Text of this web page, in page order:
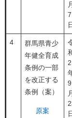
7
4
群馬県青少
年健全育成
条例の一部
を改正する
条例（案）
原案
2
9